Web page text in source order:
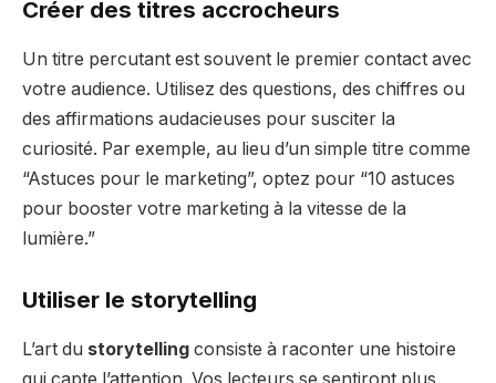
Créer des titres accrocheurs
Un titre percutant est souvent le premier contact avec
votre audience. Utilisez des questions, des chiffres ou
des affirmations audacieuses pour susciter la
curiosité. Par exemple, au lieu d’un simple titre comme
“Astuces pour le marketing”, optez pour “10 astuces
pour booster votre marketing à la vitesse de la
lumière.”
Utiliser le storytelling
L’art du storytelling consiste à raconter une histoire
qui capte l’attention. Vos lecteurs se sentiront plus